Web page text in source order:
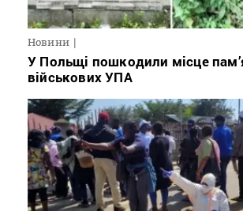
Новини
У Польщі пошкодили місце
військових УПА